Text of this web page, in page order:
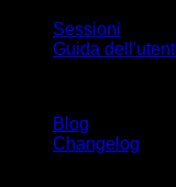
Sessioni
Guida
Blog
Changelog